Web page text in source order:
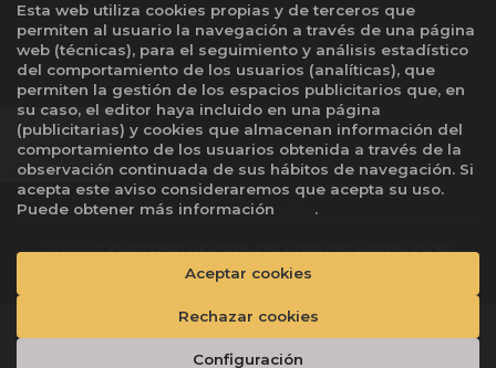
Añadir a mi cesta
Quiénes somos
Libro de reclamaciones
2026 ©DISTRIBUIDORA DE LIBROS HERALDOS
. Todos los Derechos Reservados |
Esta web utiliza cookies propias y de terceros que
permiten al usuario la navegación a través de una página
web (técnicas), para el seguimiento y análisis estadístico
del comportamiento de los usuarios (analíticas), que
permiten la gestión de los espacios publicitarios que, en
su caso, el editor haya incluido en una página
(publicitarias) y cookies que almacenan información del
comportamiento de los usuarios obtenida a través de la
observación continuada de sus hábitos de navegación. Si
acepta este aviso consideraremos que acepta su uso.
Puede obtener más información
.
Configuración
Rechazar cookies
Aceptar cookies